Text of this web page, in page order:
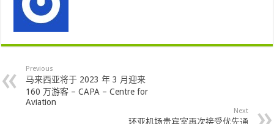
Previous
马来西亚将于 2023 年 3 月迎来
160 万游客 – CAPA – Centre for
Aviation
Next
环亚机场贵宾室再次接受优先通